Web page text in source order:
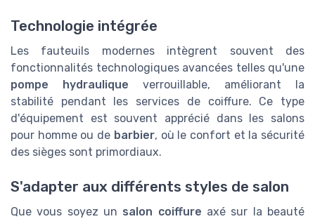
Technologie intégrée
Les fauteuils modernes intègrent souvent des
fonctionnalités technologiques avancées telles qu'une
pompe hydraulique verrouillable, améliorant la
stabilité pendant les services de coiffure. Ce type
d'équipement est souvent apprécié dans les salons
pour homme ou de barbier, où le confort et la sécurité
des sièges sont primordiaux.
S'adapter aux différents styles de salon
Que vous soyez un salon coiffure axé sur la beauté